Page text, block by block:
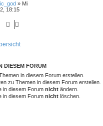
» Mi
18:15
DIESEM FORUM
in diesem Forum erstellen.
zu Themen in diesem Forum erstellen.
in diesem Forum nicht ändern.
in diesem Forum nicht löschen.